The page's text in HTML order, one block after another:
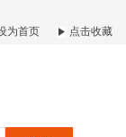
为首页
点击收藏